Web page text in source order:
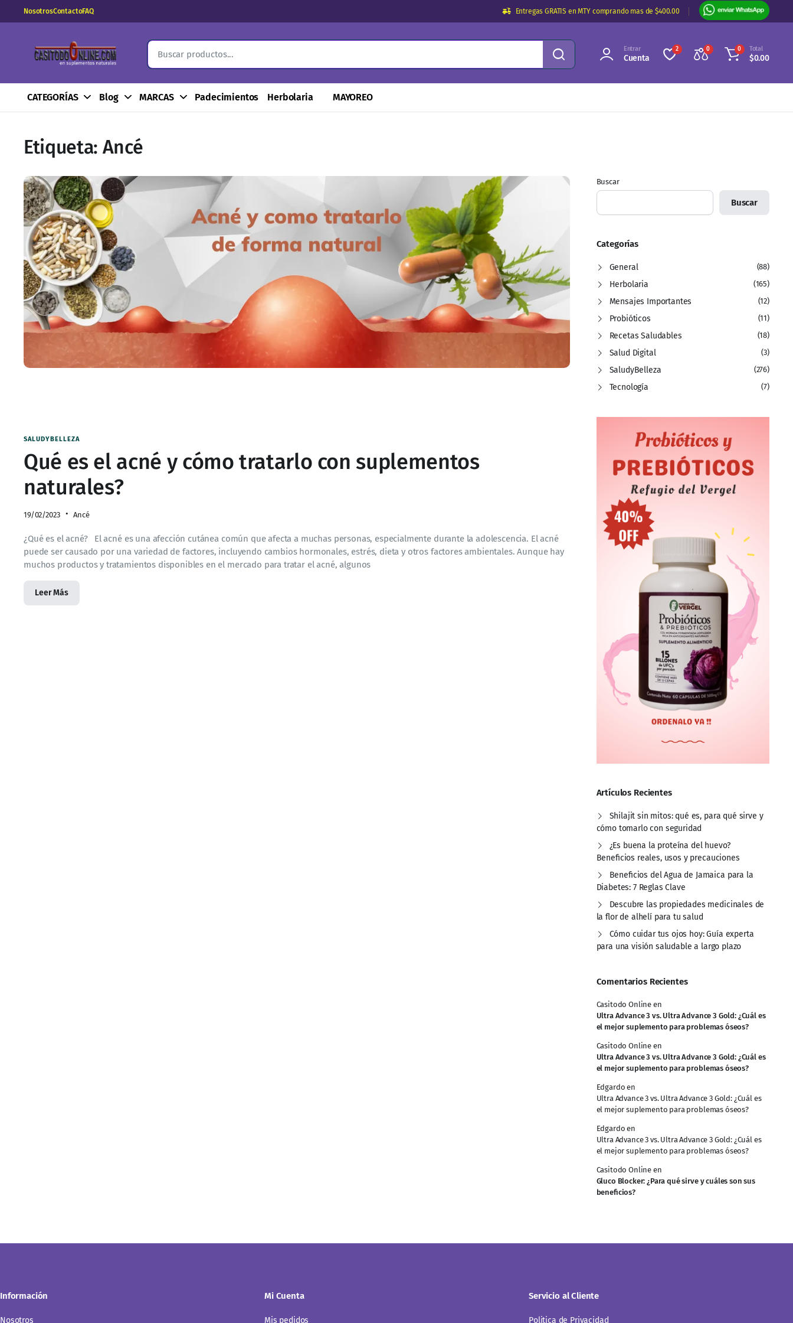
NosotrosContactoFAQ Entregas GRATIS en MTY comprando mas de $400.00
Entrar
Cuenta
2 0 0 Total
$0.00
CATEGORÍAS Blog MARCAS Padecimientos Herbolaria MAYOREO
Etiqueta: Ancé
SALUDYBELLEZA
Qué es el acné y cómo tratarlo con suplementos
naturales?
19/02/2023 Ancé
¿Qué es el acné? El acné es una afección cutánea común que afecta a muchas personas, especialmente durante la adolescencia. El acné
puede ser causado por una variedad de factores, incluyendo cambios hormonales, estrés, dieta y otros factores ambientales. Aunque hay
muchos productos y tratamientos disponibles en el mercado para tratar el acné, algunos
Leer Más
Buscar
Buscar
Categorías
General (88)
Herbolaria (165)
Mensajes Importantes (12)
Probióticos (11)
Recetas Saludables (18)
Salud Digital (3)
SaludyBelleza (276)
Tecnología (7)
Artículos Recientes
Shilajit sin mitos: qué es, para qué sirve y
cómo tomarlo con seguridad
¿Es buena la proteína del huevo?
Beneficios reales, usos y precauciones
Beneficios del Agua de Jamaica para la
Diabetes: 7 Reglas Clave
Descubre las propiedades medicinales de
la flor de alhelí para tu salud
Cómo cuidar tus ojos hoy: Guía experta
para una visión saludable a largo plazo
Comentarios Recientes
Casitodo Online en
Ultra Advance 3 vs. Ultra Advance 3 Gold: ¿Cuál es
el mejor suplemento para problemas óseos?
Casitodo Online en
Ultra Advance 3 vs. Ultra Advance 3 Gold: ¿Cuál es
el mejor suplemento para problemas óseos?
Edgardo en
Ultra Advance 3 vs. Ultra Advance 3 Gold: ¿Cuál es
el mejor suplemento para problemas óseos?
Edgardo en
Ultra Advance 3 vs. Ultra Advance 3 Gold: ¿Cuál es
el mejor suplemento para problemas óseos?
Casitodo Online en
Gluco Blocker: ¿Para qué sirve y cuáles son sus
beneficios?
Información
Nosotros
Mi Cuenta
Mis pedidos
Servicio al Cliente
Politica de Privacidad